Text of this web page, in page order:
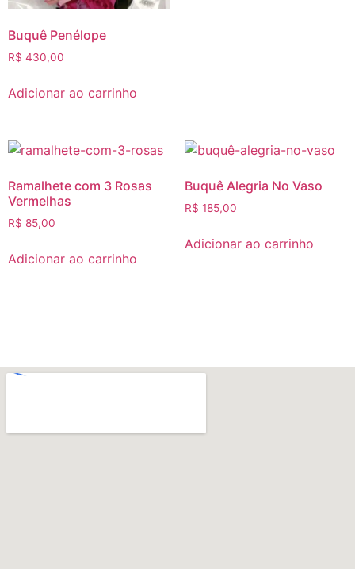
Buquê Penélope
R$ 430,00
Adicionar ao carrinho
Ramalhete com 3 Rosas
Vermelhas
R$ 85,00
Adicionar ao carrinho
Buquê Alegria No Vaso
R$ 185,00
Adicionar ao carrinho